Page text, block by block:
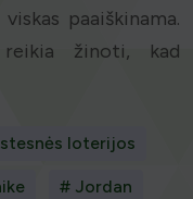
paaiškinama.
žinoti, kad
loterijos
# Jordan